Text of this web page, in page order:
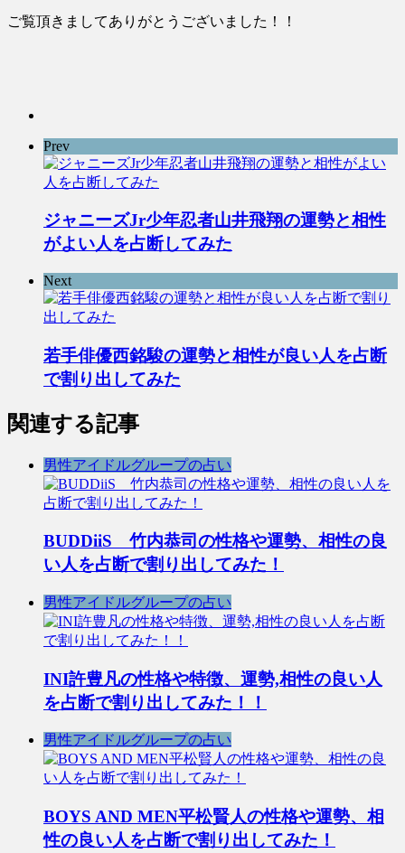
ご覧頂きましてありがとうございました！！
Prev
ジャニーズJr少年忍者山井飛翔の運勢と相性
がよい人を占断してみた
Next
若手俳優西銘駿の運勢と相性が良い人を占断
で割り出してみた
関連する記事
男性アイドルグループの占い
BUDDiiS 竹内恭司の性格や運勢、相性の良
い人を占断で割り出してみた！
男性アイドルグループの占い
INI許豊凡の性格や特徴、運勢,相性の良い人
を占断で割り出してみた！！
男性アイドルグループの占い
BOYS AND MEN平松賢人の性格や運勢、相
性の良い人を占断で割り出してみた！